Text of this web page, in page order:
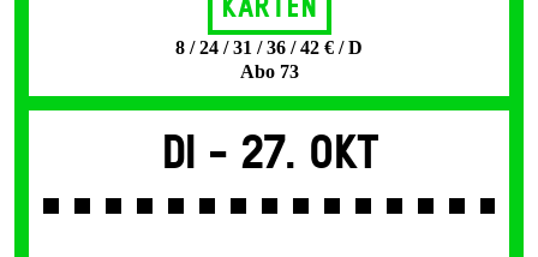
Karten
8 / 24 / 31 / 36 / 42 € / D
Abo 73
Di - 27. Okt